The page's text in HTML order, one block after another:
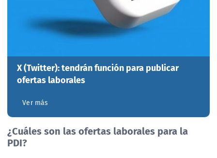
X (Twitter): tendrán función para publicar
ofertas laborales
Ver más
¿Cuáles son las ofertas laborales para la
PDI?